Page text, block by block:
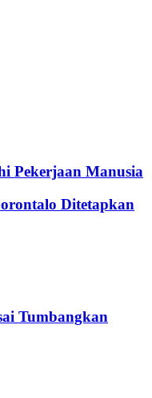
Pekerjaan Manusia
Ditetapkan
Tumbangkan